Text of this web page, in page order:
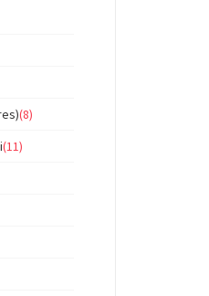
(8)
(11)